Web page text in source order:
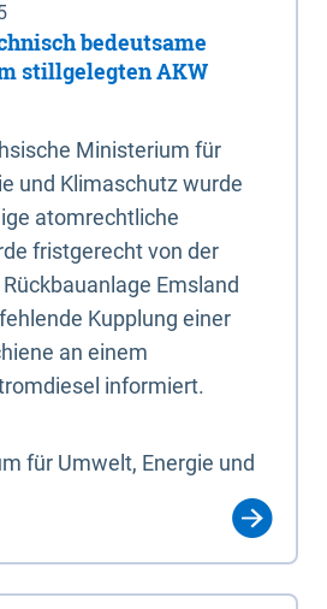
bedeutsame
stillgelegten AKW
Ministerium für
und Klimaschutz wurde
atomrechtliche
fristgerecht von der
Emsland
Kupplung einer
an einem
informiert.
für Umwelt, Energie und